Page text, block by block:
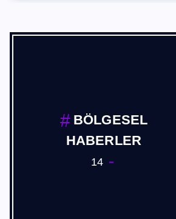
BÖLGESEL
HABERLER
14